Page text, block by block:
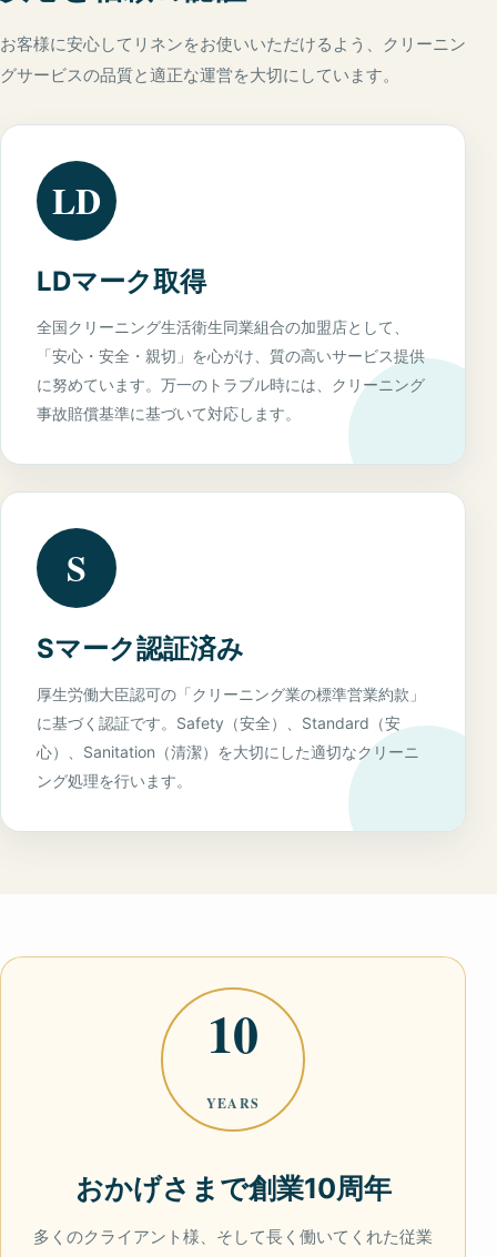
お客様に安心してリネンをお使いいただけるよう、クリーニン
グサービスの品質と適正な運営を大切にしています。
LD
LDマーク取得
全国クリーニング生活衛生同業組合の加盟店として、
「安心・安全・親切」を心がけ、質の高いサービス提供
に努めています。万一のトラブル時には、クリーニング
事故賠償基準に基づいて対応します。
S
Sマーク認証済み
厚生労働大臣認可の「クリーニング業の標準営業約款」
に基づく認証です。Safety（安全）、Standard（安
心）、Sanitation（清潔）を大切にした適切なクリーニ
ング処理を行います。
10
YEARS
おかげさまで創業10周年
多くのクライアント様、そして長く働いてくれた従業